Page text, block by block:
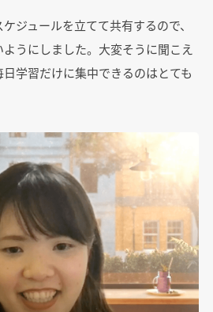
ジュールを立てて共有するので、
うにしました。大変そうに聞こえ
学習だけに集中できるのはとても